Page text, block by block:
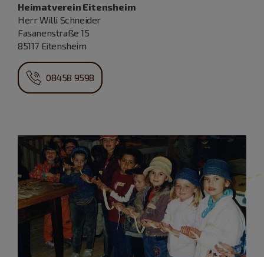
Heimatverein Eitensheim
Herr Willi Schneider
Fasanenstraße 15
85117 Eitensheim
08458 9598